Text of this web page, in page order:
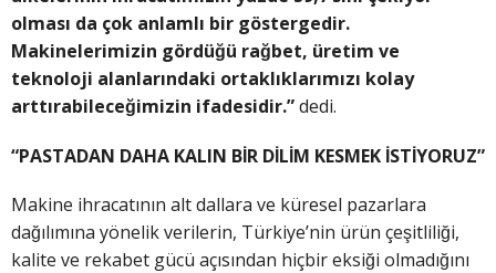
olması da çok anlamlı bir göstergedir.
Makinelerimizin gördüğü rağbet, üretim ve
teknoloji alanlarındaki ortaklıklarımızı kolay
arttırabileceğimizin ifadesidir.”dedi.
“PASTADAN DAHA KALIN BİR DİLİM KESMEK İSTİYORUZ”
Makine ihracatının alt dallara ve küresel pazarlara
dağılımına yönelik verilerin, Türkiye’nin ürün çeşitliliği,
kalite ve rekabet gücü açısından hiçbir eksiği olmadığını